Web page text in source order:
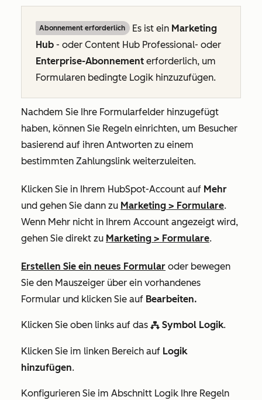
Abonnement erforderlich Es ist ein Marketing
Hub - oder Content Hub Professional- oder
Enterprise-Abonnement erforderlich, um
Formularen bedingte Logik hinzuzufügen.
Nachdem Sie Ihre Formularfelder hinzugefügt
haben, können Sie Regeln einrichten, um Besucher
basierend auf ihren Antworten zu einem
bestimmten Zahlungslink weiterzuleiten.
Klicken Sie in Ihrem HubSpot-Account auf Mehr
und gehen Sie dann zu Marketing > Formulare.
Wenn Mehr nicht in Ihrem Account angezeigt wird,
gehen Sie direkt zu Marketing > Formulare.
Erstellen Sie ein neues Formular oder bewegen
Sie den Mauszeiger über ein vorhandenes
Formular und klicken Sie auf Bearbeiten.
Klicken Sie oben links auf das workflows Symbol Logik.
Klicken Sie im linken Bereich auf Logik
hinzufügen.
Konfigurieren Sie im Abschnitt Logik Ihre Regeln